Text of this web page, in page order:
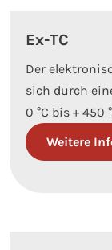
Ex-TC
Der
sich durch
0 °C bis + 450
Weitere